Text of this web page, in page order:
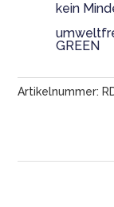
Wachsen
geholfen
kein
GREEN
Artikelnummer: